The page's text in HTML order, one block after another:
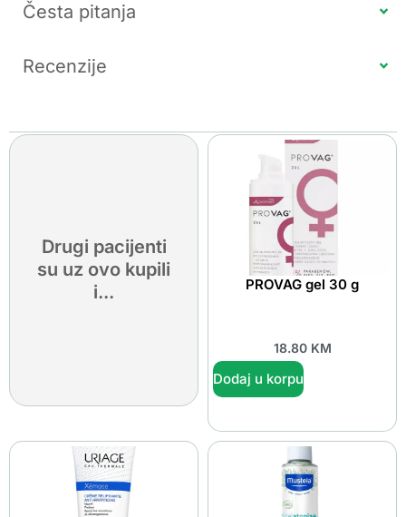
Česta pitanja
Recenzije
Drugi pacijenti
su uz ovo kupili
i...
PROVAG gel 30 g
18.80 KM
Dodaj u korpu